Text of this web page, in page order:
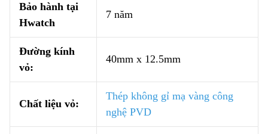
Bảo hành tại
Hwatch
7 năm
Đường kính
vỏ:
40mm x 12.5mm
Chất liệu vỏ:
Thép không gỉ mạ vàng công
nghệ PVD